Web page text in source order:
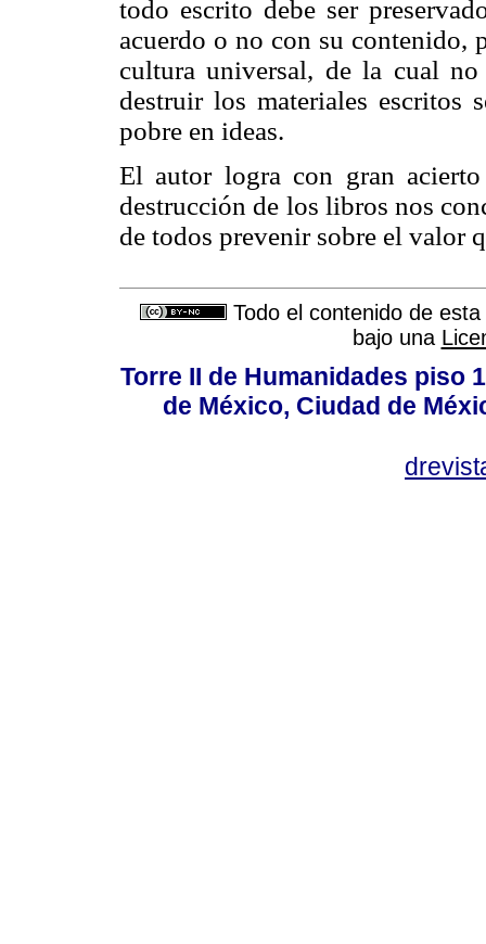
todo escrito debe ser
acuerdo o no con su contenido,
cultura universal, de la cual
destruir los materiales escritos
pobre en ideas.
El autor logra con gran
destrucción de los libros nos
de todos prevenir sobre el valor
Todo el contenido de
bajo una
Torre II de Humanidades piso
de México, Ciudad de